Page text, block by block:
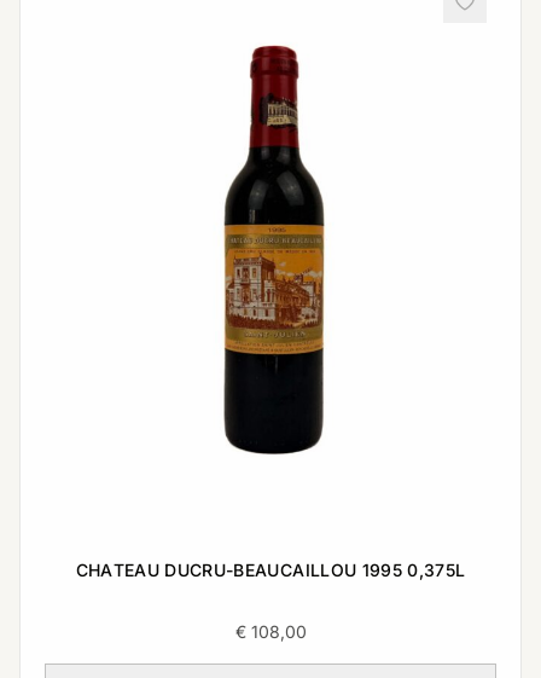
CHATEAU DUCRU-BEAUCAILLOU 1995 0,375L
€108,00